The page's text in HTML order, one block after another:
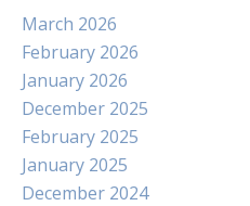
March 2026
February 2026
January 2026
December 2025
February 2025
January 2025
December 2024